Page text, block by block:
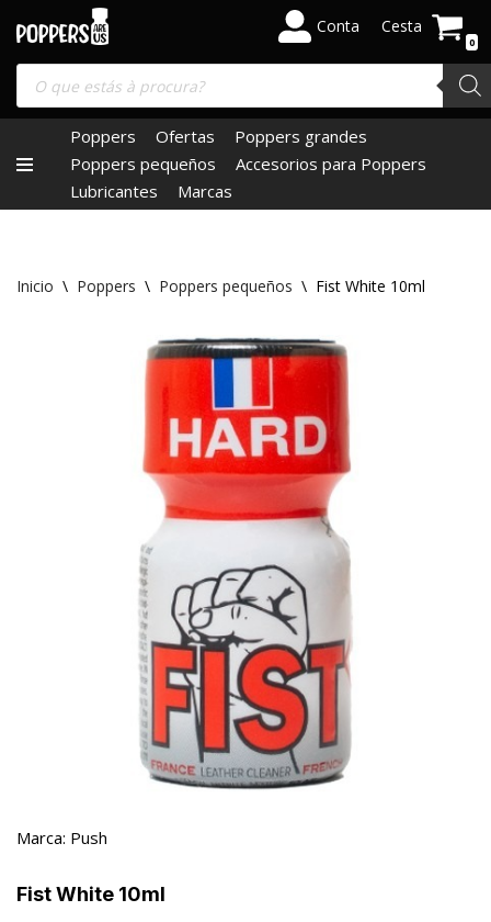
contenido
Conta Cesta
0
Poppers Ofertas
Poppers grandes
Poppers pequeños
Accesorios para Poppers
Lubricantes
Marcas
Inicio \ Poppers \ Poppers pequeños \ Fist White 10ml
Marca: Push
Fist White 10ml